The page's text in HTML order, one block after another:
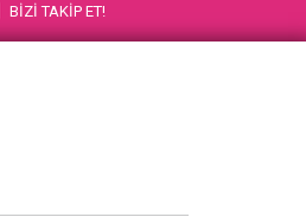
BİZİ TAKİP ET!